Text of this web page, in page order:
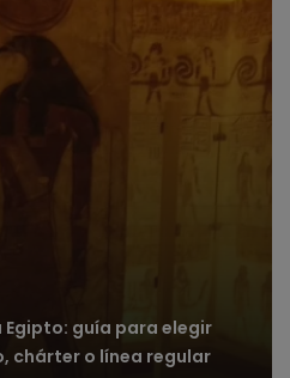
guía para elegir
chárter o línea regular